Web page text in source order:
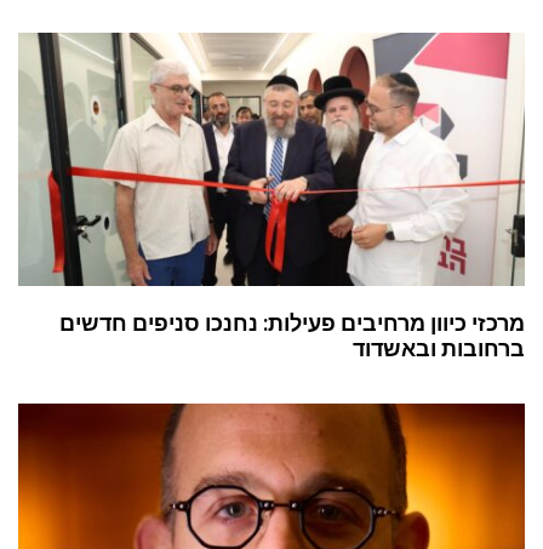
מרכזי כיוון מרחיבים פעילות: נחנכו סניפים חדשים
ברחובות ובאשדוד